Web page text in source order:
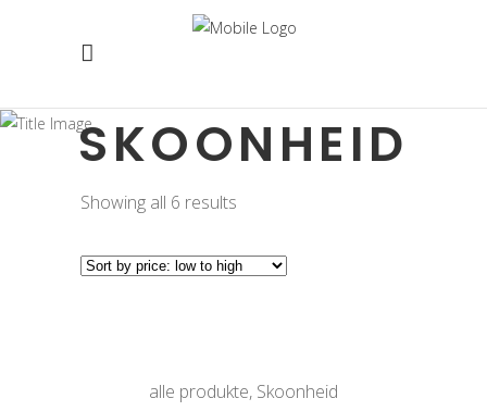
SKOONHEID
Showing all 6 results
alle produkte, Skoonheid